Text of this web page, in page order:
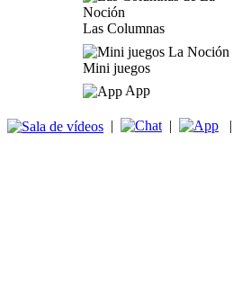
Las Columnas
Mini juegos
App
| | |